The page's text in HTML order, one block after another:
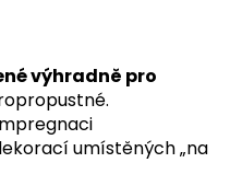
výhradně pro
umístěných „na